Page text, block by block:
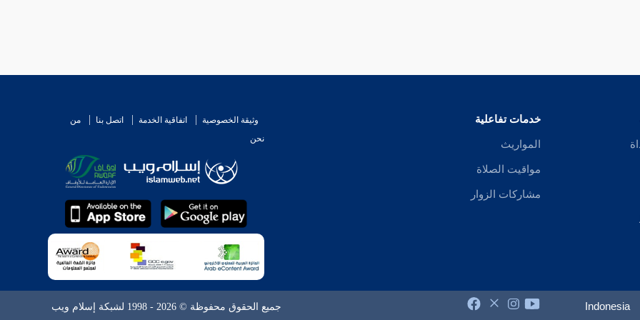
خدمات تفاعلية
المواريث
مواقيت الصلاة
مشاركات الزوار
وثيقة الخصوصية اتفاقية الخدمة اتصل بنا
من
نحن
Indonesia جميع الحقوق محفوظة © 2026 - 1998 لشبكة إسلام ويب